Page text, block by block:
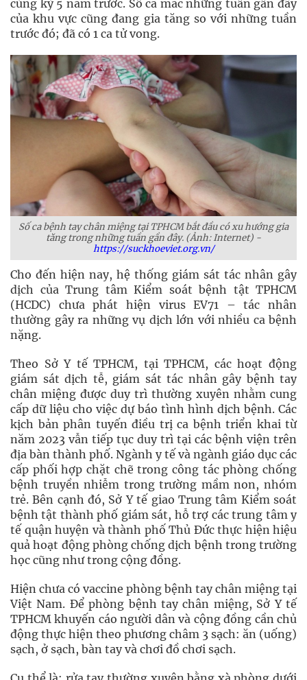
cùng kỳ 5 năm trước. Số ca mắc những tuần gần đây
của khu vực cũng đang gia tăng so với những tuần
trước đó; đã có 1 ca tử vong.
Số ca bệnh tay chân miệng tại TPHCM bắt đầu có xu hướng gia
tăng trong những tuần gần đây. (Ảnh: Internet) -
https://suckhoeviet.org.vn/
Cho đến hiện nay, hệ thống giám sát tác nhân gây
dịch của Trung tâm Kiểm soát bệnh tật TPHCM
(HCDC) chưa phát hiện virus EV71 – tác nhân
thường gây ra những vụ dịch lớn với nhiều ca bệnh
nặng.
Theo Sở Y tế TPHCM, tại TPHCM, các hoạt động
giám sát dịch tễ, giám sát tác nhân gây bệnh tay
chân miệng được duy trì thường xuyên nhằm cung
cấp dữ liệu cho việc dự báo tình hình dịch bệnh. Các
kịch bản phân tuyến điều trị ca bệnh triển khai từ
năm 2023 vẫn tiếp tục duy trì tại các bệnh viện trên
địa bàn thành phố. Ngành y tế và ngành giáo dục các
cấp phối hợp chặt chẽ trong công tác phòng chống
bệnh truyền nhiễm trong trường mầm non, nhóm
trẻ. Bên cạnh đó, Sở Y tế giao Trung tâm Kiểm soát
bệnh tật thành phố giám sát, hỗ trợ các trung tâm y
tế quận huyện và thành phố Thủ Đức thực hiện hiệu
quả hoạt động phòng chống dịch bệnh trong trường
học cũng như trong cộng đồng.
Hiện chưa có vaccine phòng bệnh tay chân miệng tại
Việt Nam. Để phòng bệnh tay chân miệng, Sở Y tế
TPHCM khuyến cáo người dân và cộng đồng cần chủ
động thực hiện theo phương châm 3 sạch: ăn (uống)
sạch, ở sạch, bàn tay và chơi đồ chơi sạch.